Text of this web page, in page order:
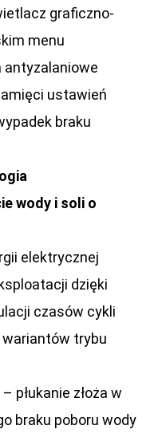
graficzno-
menu
antyzalaniowe
ustawień
braku
wody i soli o
elektrycznej
dzięki
czasów cykli
wariantów trybu
płukanie złoża w
braku poboru wody